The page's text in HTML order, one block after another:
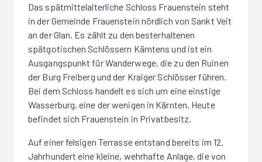
Das spätmittelalterliche Schloss Frauenstein steht
in der Gemeinde Frauenstein nördlich von Sankt Veit
an der Glan. Es zählt zu den besterhaltenen
spätgotischen Schlössern Kärntens und ist ein
Ausgangspunkt für Wanderwege, die zu den Ruinen
der Burg Freiberg und der Kraiger Schlösser führen.
Bei dem Schloss handelt es sich um eine einstige
Wasserburg, eine der wenigen in Kärnten. Heute
befindet sich Frauenstein in Privatbesitz.
Auf einer felsigen Terrasse entstand bereits im 12.
Jahrhundert eine kleine, wehrhafte Anlage, die von